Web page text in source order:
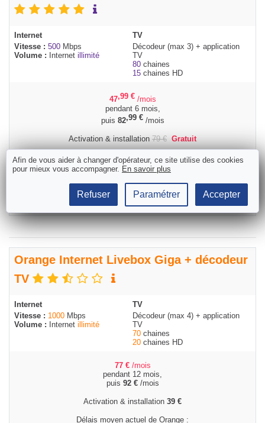
Internet
Vitesse : 500 Mbps
Volume :
Internet illimité
TV
Décodeur (max 3) + application
TV
80 chaines
15 chaines HD
47,99 € /mois
pendant 6 mois,
puis 82,99 €/mois
Activation & installation 79€ Gratuit
Délais moyen actuel de Proximus :
5 jours ouvrables
Commander
Orange Internet Livebox Giga + décodeur
TV
Internet
Vitesse : 1000 Mbps
Volume :
Internet illimité
TV
Décodeur (max 4) + application
TV
70 chaines
20 chaines HD
77 € /mois
pendant 12 mois,
puis 92 €/mois
Activation & installation 39 €
Délais moyen actuel de Orange :
Afin de vous aider à changer d'opérateur, ce site utilise des cookies
pour mieux vous accompagner. En savoir plus
Refuser Paramétrer Accepter